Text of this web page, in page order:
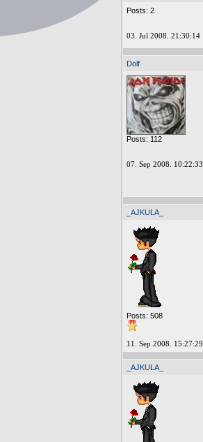
Posts: 2
03. Jul 2008. 21:30:14
Dolf
Posts: 112
07. Sep 2008. 10:22:33
_AJKULA_
Posts: 508
11. Sep 2008. 15:27:29
_AJKULA_